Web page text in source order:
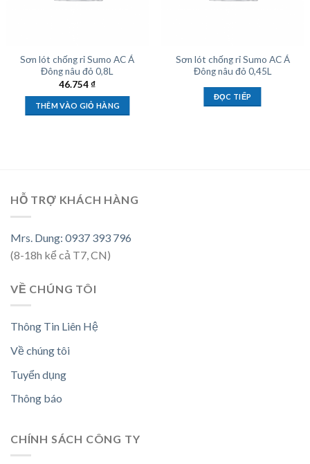
Sơn lót chống rỉ Sumo AC Á
Đông nâu đỏ 0,8L
46.754₫
THÊM VÀO GIỎ HÀNG
Sơn lót chống rỉ Sumo AC Á
Đông nâu đỏ 0,45L
ĐỌC TIẾP
HỖ TRỢ KHÁCH HÀNG
Mrs. Dung: 0937 393 796
(8-18h kể cả T7, CN)
VỀ CHÚNG TÔI
Thông Tin Liên Hệ
Về chúng tôi
Tuyển dụng
Thông báo
CHÍNH SÁCH CÔNG TY